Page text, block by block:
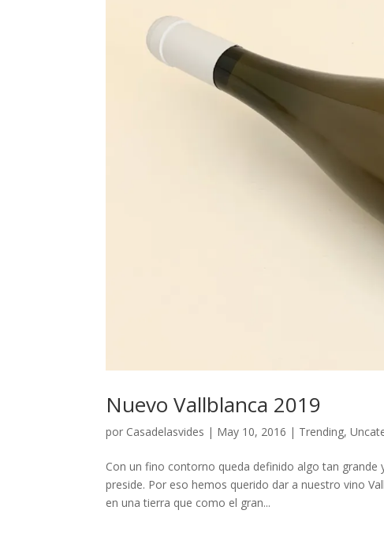
Nuevo Vallblanca 2019
por Casadelasvides | May 10, 2016 | Trending,
Con un fino contorno queda definido algo tan grande
preside. Por eso hemos querido dar a nuestro vino
en una tierra que como el gran...